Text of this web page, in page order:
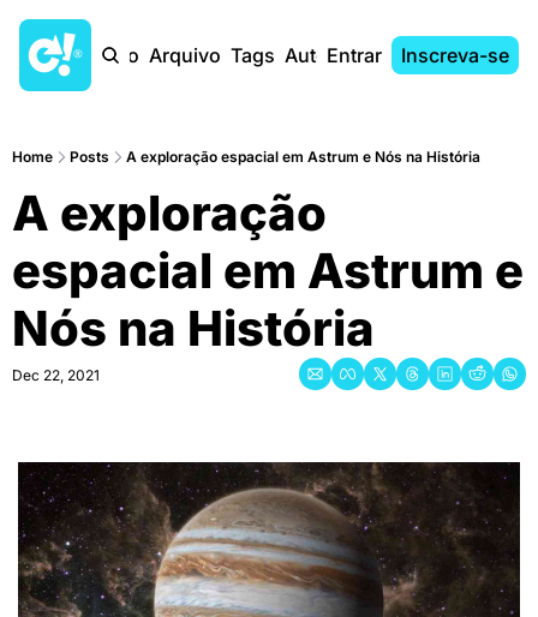
Início Arquivo Tags AutoresEntrar Inscreva-se
Home Posts A exploração espacial em Astrum e Nós na História
A exploração
espacial em Astrum e
Nós na História
Dec 22, 2021